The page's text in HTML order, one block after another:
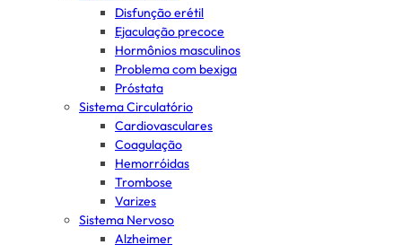
Disfunção erétil
Ejaculação precoce
Hormônios masculinos
Problema com bexiga
Próstata
Sistema Circulatório
Cardiovasculares
Coagulação
Hemorróidas
Trombose
Varizes
Sistema Nervoso
Alzheimer